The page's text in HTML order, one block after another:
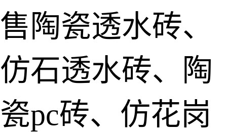
售陶瓷透水砖、
仿石透水砖、陶
瓷pc砖、仿花岗